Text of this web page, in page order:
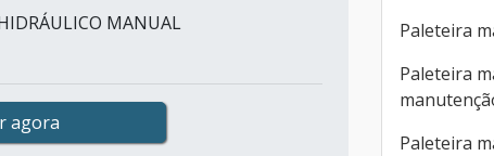
MANUAL
agora
Paleteira
Paleteira
Paleteira